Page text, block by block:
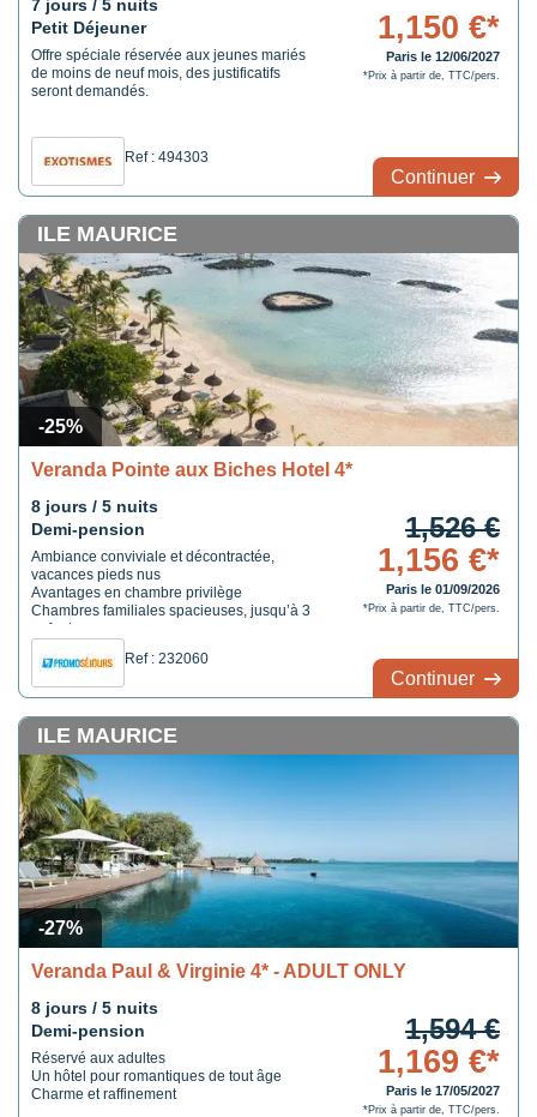
7 jours / 5 nuits
Petit Déjeuner
Offre spéciale réservée aux jeunes mariés
de moins de neuf mois, des justificatifs
seront demandés.
Ref : 494303
1,150 €*
Paris le 12/06/2027
*Prix à partir de, TTC/pers.
Continuer
-25%
ILE MAURICE
Veranda Pointe aux Biches Hotel 4*
8 jours / 5 nuits
Demi-pension
Ambiance conviviale et décontractée,
vacances pieds nus
Avantages en chambre privilège
Chambres familiales spacieuses, jusqu’à 3
enfants
Ref : 232060
1,526 €
1,156 €*
Paris le 01/09/2026
*Prix à partir de, TTC/pers.
Continuer
-27%
ILE MAURICE
Veranda Paul & Virginie 4* - ADULT ONLY
8 jours / 5 nuits
Demi-pension
Réservé aux adultes
Un hôtel pour romantiques de tout âge
Charme et raffinement
1,594 €
1,169 €*
Paris le 17/05/2027
*Prix à partir de, TTC/pers.